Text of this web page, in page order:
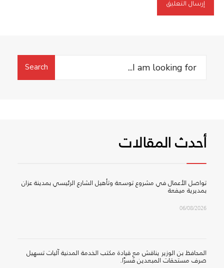
Search
Search
أحدث المقالات
تواصل الأعمال في مشروع توسعة وتأهيل الشارع الرئيسي بمدينة عزان
بمديرية ميفعة
06/08/2026
المحافظ بن الوزير يناقش مع قيادة مكتب الخدمة المدنية آليات تسهيل
صرف مستحقات المبعدين قسرًا.